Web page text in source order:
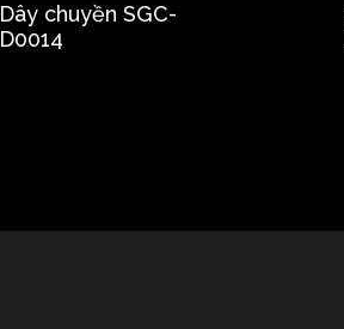
Dây chuyền SGC-
D0014